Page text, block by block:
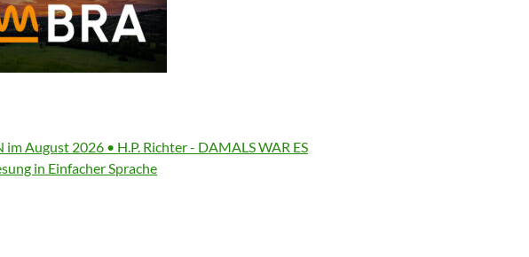
im August 2026 • H.P. Richter - DAMALS WAR ES
in Einfacher Sprache